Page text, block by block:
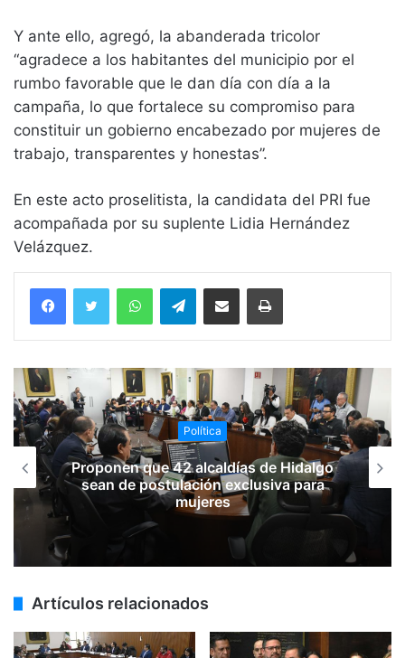
Y ante ello, agregó, la abanderada tricolor
“agradece a los habitantes del municipio por el
rumbo favorable que le dan día con día a la
campaña, lo que fortalece su compromiso para
constituir un gobierno encabezado por mujeres de
trabajo, transparentes y honestas”.
En este acto proselitista, la candidata del PRI fue
acompañada por su suplente Lidia Hernández
Velázquez.
WhatsAppTelegramCompartir vía email Imprimir
Política
Proponen que 42 alcaldías de Hidalgo
sean de postulación exclusiva para
mujeres
Artículos relacionados